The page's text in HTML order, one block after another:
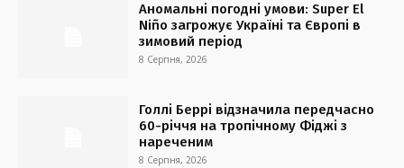
Аномальні погодні умови: Super El
Niño загрожує Україні та Європі в
зимовий період
8 Серпня, 2026
Голлі Беррі відзначила передчасно
60-річчя на тропічному Фіджі з
нареченим
8 Серпня, 2026